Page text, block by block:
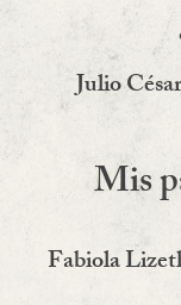
Julio
Mis
Fabiola